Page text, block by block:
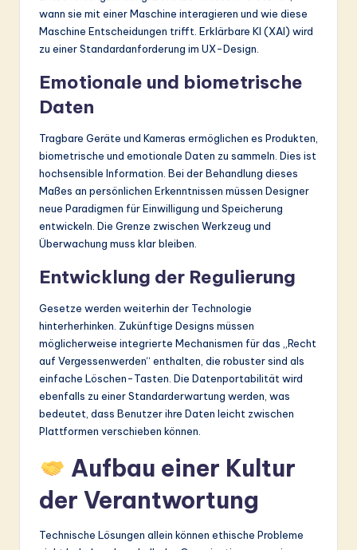
wann sie mit einer Maschine interagieren und wie diese
Maschine Entscheidungen trifft. Erklärbare KI (XAI) wird
zu einer Standardanforderung im UX-Design.
Emotionale und biometrische
Daten
Tragbare Geräte und Kameras ermöglichen es Produkten,
biometrische und emotionale Daten zu sammeln. Dies ist
hochsensible Information. Bei der Behandlung dieses
Maßes an persönlichen Erkenntnissen müssen Designer
neue Paradigmen für Einwilligung und Speicherung
entwickeln. Die Grenze zwischen Werkzeug und
Überwachung muss klar bleiben.
Entwicklung der Regulierung
Gesetze werden weiterhin der Technologie
hinterherhinken. Zukünftige Designs müssen
möglicherweise integrierte Mechanismen für das „Recht
auf Vergessenwerden“ enthalten, die robuster sind als
einfache Löschen-Tasten. Die Datenportabilität wird
ebenfalls zu einer Standarderwartung werden, was
bedeutet, dass Benutzer ihre Daten leicht zwischen
Plattformen verschieben können.
Aufbau einer Kultur
der Verantwortung
Technische Lösungen allein können ethische Probleme